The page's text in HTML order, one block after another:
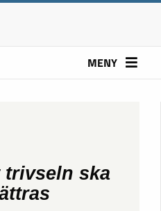
MENY
trivseln ska